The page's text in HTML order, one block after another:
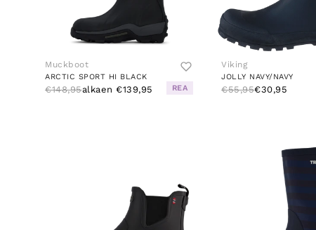
Muckboot
ARCTIC SPORT HI BLACK
€148,95alkaen €139,95 REA
Viking
JOLLY NAVY/NAVY
€55,95€30,95